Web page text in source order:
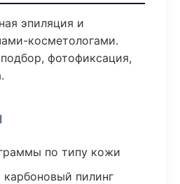
эпиляция и
косметологами.
фотофиксация,
по типу кожи
карбоновый пилинг